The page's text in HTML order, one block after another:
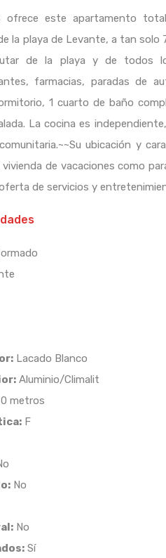
ofrece este apartamento
la playa de Levante, a tan
de la playa y de todos
farmacias, paradas de
1 cuarto de baño
La cocina es
ubicación y
de vacaciones como
de servicios y
Lacado Blanco
Aluminio/Climalit
metros
F
No
No
Sí